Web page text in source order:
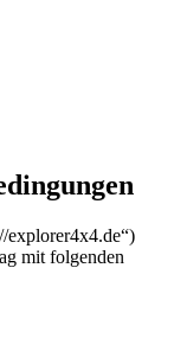
explorer4x4.de“)
mit folgenden